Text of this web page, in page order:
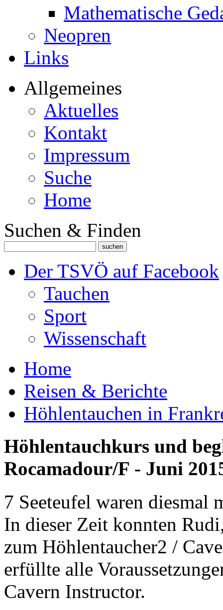
Mathematische
Neopren
Links
Allgemeines
Aktuelles
Kontakt
Impressum
Suche
Home
Suchen & Finden
Der TSVÖ auf Facebook
Tauchen
Sport
Wissenschaft
Home
Reisen & Berichte
Höhlentauchen in
Höhlentauchkurs und
Rocamadour/F - Juni
7 Seeteufel waren diesmal
In dieser Zeit konnten
zum Höhlentaucher2 /
erfüllte alle
Cavern Instructor.